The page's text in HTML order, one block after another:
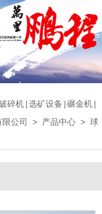
碎机|选矿设备|碾金机|
公司
> 产品中心 > 球